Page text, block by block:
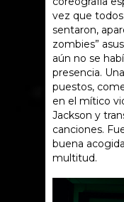
vez que
sentaron,
zombies”
aún no se
presencia.
puestos,
en el mítico
Jackson y
canciones.
buena
multitud.